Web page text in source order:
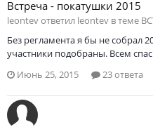
Встреча - покатушки 2015
leontev ответил leontev в теме
Без регламента я бы не собрал
участники подобраны. Всем
Июнь 25, 2015
23 ответа